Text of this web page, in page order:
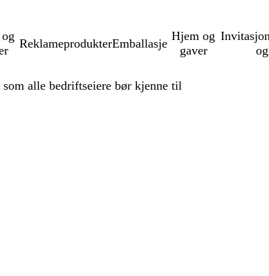
ReklameprodukterEmballasje
Hjem og
gaver
alle bedriftseiere bør kjenne til